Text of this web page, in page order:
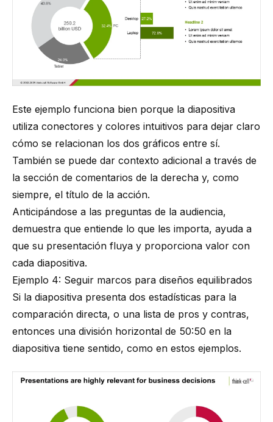
Este ejemplo funciona bien porque la diapositiva
utiliza conectores y colores intuitivos para dejar claro
cómo se relacionan los dos gráficos entre sí.
También se puede dar contexto adicional a través de
la sección de comentarios de la derecha y, como
siempre, el título de la acción.
Anticipándose a las preguntas de la audiencia,
demuestra que entiende lo que les importa, ayuda a
que su presentación fluya y proporciona valor con
cada diapositiva.
Ejemplo 4: Seguir marcos para diseños equilibrados
Si la diapositiva presenta dos estadísticas para la
comparación directa, o una lista de pros y contras,
entonces una división horizontal de 50:50 en la
diapositiva tiene sentido, como en estos ejemplos.